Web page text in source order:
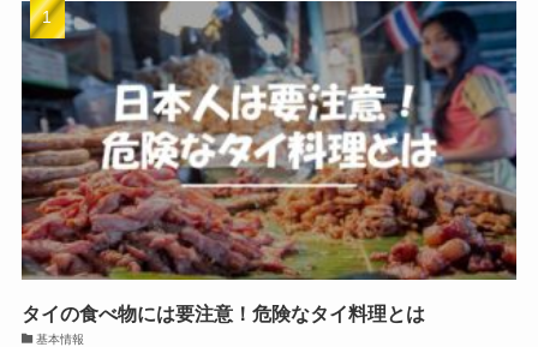
タイの食べ物には要注意！危険なタイ料理とは
基本情報